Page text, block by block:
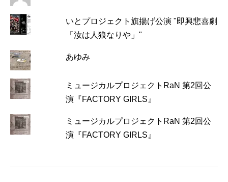
いとプロジェクト旗揚げ公演 "即興悲喜劇
「汝は人狼なりや」"
あゆみ
ミュージカルプロジェクトRaN 第2回公
演『FACTORY GIRLS』
ミュージカルプロジェクトRaN 第2回公
演『FACTORY GIRLS』